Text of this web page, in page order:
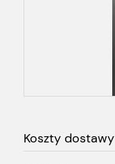
Koszty dostawy